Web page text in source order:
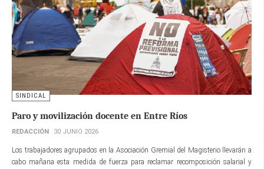
SINDICAL
Paro y movilización docente en Entre Ríos
REDACCIÓN 30 JUNIO 2026
Los trabajadores agrupados en la Asociación Gremial del Magisterio llevarán a
cabo mañana esta medida de fuerza para reclamar recomposición salarial y